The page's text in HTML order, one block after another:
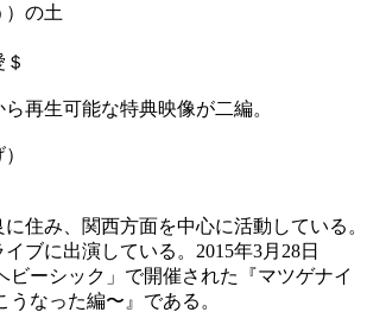
）の土
再生可能な特典映像が二編。
住み、関西方面を中心に活動している。
ブに出演している。2015年3月28日
ビーシック」で開催された『マツゲナイ
うなった編〜』である。